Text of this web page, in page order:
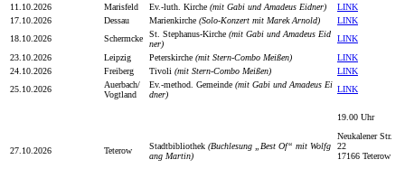
11.10.2026
Marisfeld Ev.-luth. Kirche (mit Gabi und Amadeus Eidner)
LINK
17.10.2026
Dessau Marienkirche (Solo-Konzert mit Marek Arnold)
LINK
18.10.2026
Schermcke St. Stephanus-Kirche (mit Gabi und Amadeus Eid
ner)
LINK
23.10.2026
Leipzig Peterskirche (mit Stern-Combo Meißen)
LINK
24.10.2026
Freiberg Tivoli (mit Stern-Combo Meißen)
LINK
25.10.2026
Auerbach/
Vogtland
Ev.-method. Gemeinde (mit Gabi und Amadeus Ei
dner)
LINK
27.10.2026 Teterow Stadtbibliothek (Buchlesung „Best Of“ mit Wolfg
ang Martin)
19.00 Uhr
Neukalener Str.
22
17166 Teterow